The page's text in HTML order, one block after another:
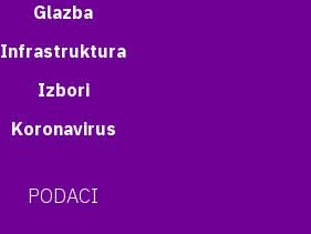
Glazba
Infrastruktura
Izbori
Koronavirus
PODACI